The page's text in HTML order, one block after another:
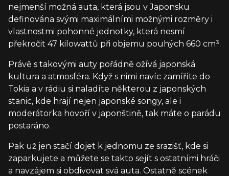
nejmenší možná auta, která jsou v Japonsku
definována svými maximálními možnými rozměry i
vlastnostmi pohonné jednotky, která nesmí
překročit 47 kilowattů při objemu pouhých 660 cm³.
Právě s takovými auty pořádně ožívá japonská
kultura a atmosféra. Když s nimi navíc zamíříte do
Tokia a v rádiu si naladíte některou z japonských
stanic, kde hrají nejen japonské songy, ale i
moderátorka hovoří v japonštině, tak máte o parádu
postaráno.
Pak už jen stačí dojet k jednomu ze srazišť, kde si
zaparkujete a můžete se takto sejít s ostatními hráči
a navzájem si obdivovat svá auta. Ostatně scének